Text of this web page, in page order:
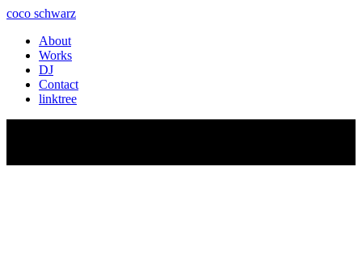
coco schwarz
About
Works
DJ
Contact
linktree